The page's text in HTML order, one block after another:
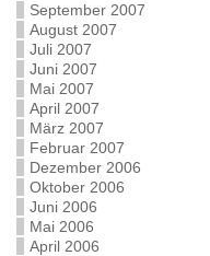
September 2007
August 2007
Juli 2007
Juni 2007
Mai 2007
April 2007
März 2007
Februar 2007
Dezember 2006
Oktober 2006
Juni 2006
Mai 2006
April 2006